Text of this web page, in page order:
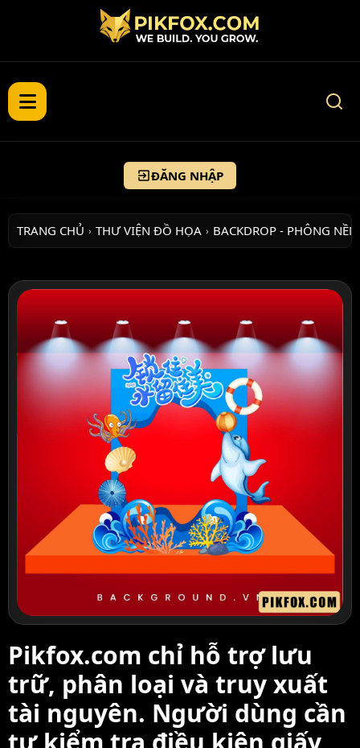
ĐĂNG NHẬP
TRANG CHỦ › THƯ VIỆN ĐỒ HỌA › BACKDROP - PHÔNG NỀN
Pikfox.com chỉ hỗ trợ lưu
trữ, phân loại và truy xuất
tài nguyên. Người dùng cần